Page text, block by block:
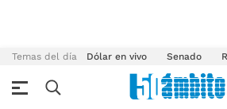
Temas del día Dólar en vivo Senado